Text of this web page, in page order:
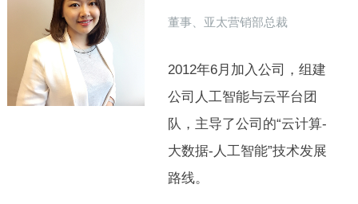
董事、亚太营销部总裁
2012年6月加入公司，组建
公司人工智能与云平台团
队，主导了公司的“云计算-
大数据-人工智能”技术发展
路线。